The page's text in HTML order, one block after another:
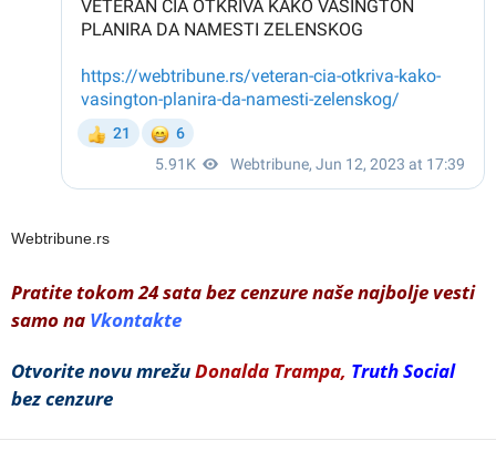
Webtribune.rs
Pratite tokom 24 sata bez cenzure naše najbolje vesti
samo na Vkontakte
Otvorite novu mrežuDonalda Trampa, Truth Social
bez cenzure